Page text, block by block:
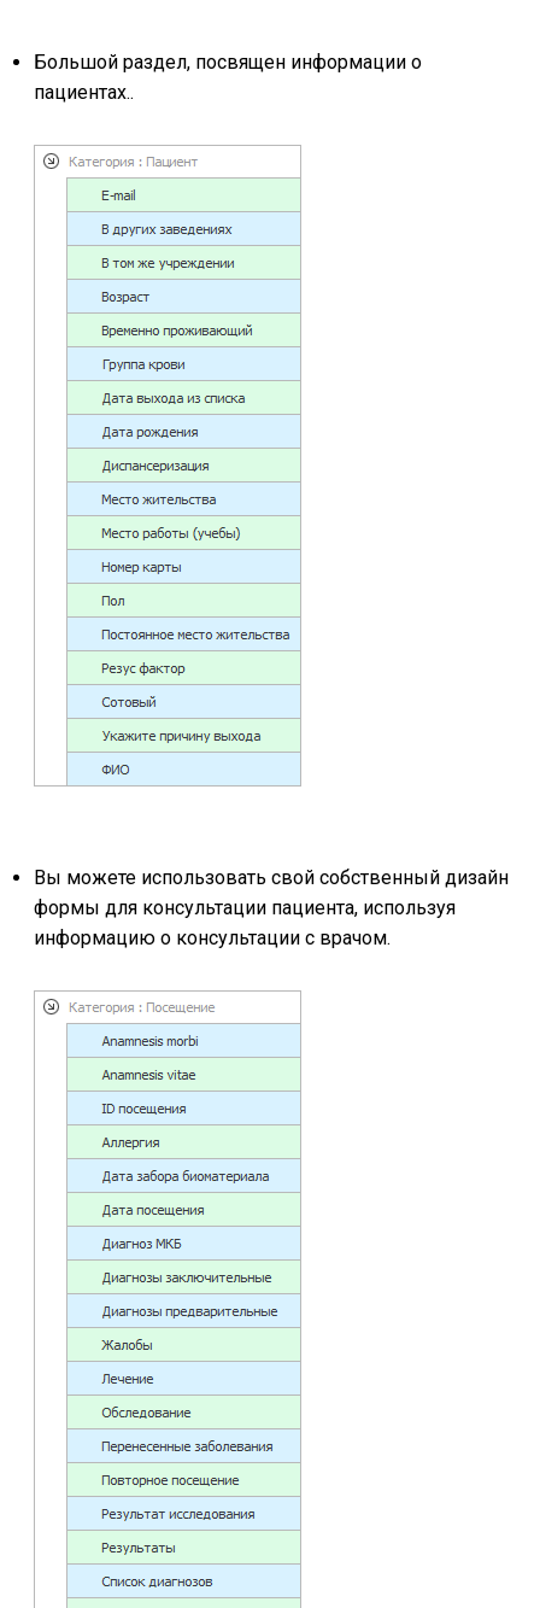
Большой раздел, посвящен информации о
пациентах..
Вы можете использовать свой собственный дизайн
формы для консультации пациента, используя
информацию о консультации с врачом.